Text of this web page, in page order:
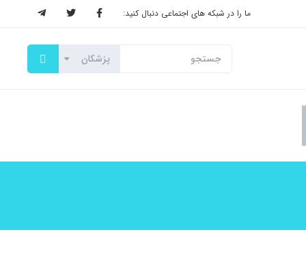
ما را در شبکه های اجتماعی دنبال کنید: